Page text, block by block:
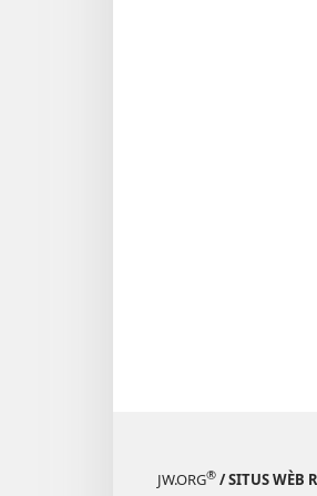
JW.ORG® / SITUS WÈB